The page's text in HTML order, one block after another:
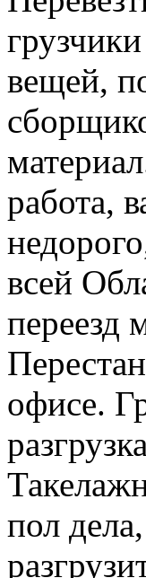
вещей,
работа,
всей
переезд
офисе.
пол